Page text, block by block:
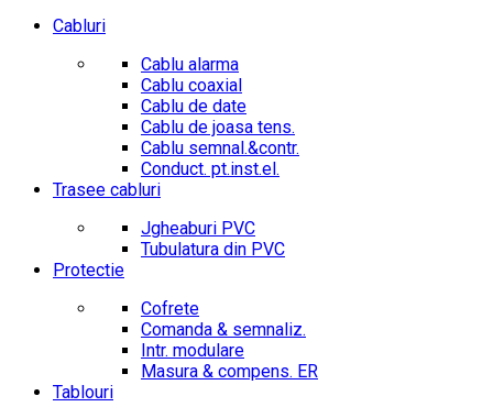
Cabluri
Cablu alarma
Cablu coaxial
Cablu de date
Cablu de joasa tens.
Cablu semnal.&contr.
Conduct. pt.inst.el.
Trasee cabluri
Jgheaburi PVC
Tubulatura din PVC
Protectie
Cofrete
Comanda & semnaliz.
Intr. modulare
Masura & compens. ER
Tablouri